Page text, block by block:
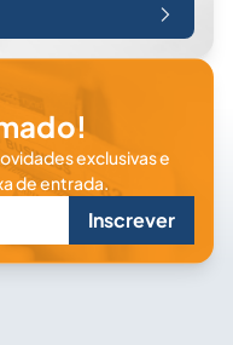
exclusivas e
de entrada.
Inscrever